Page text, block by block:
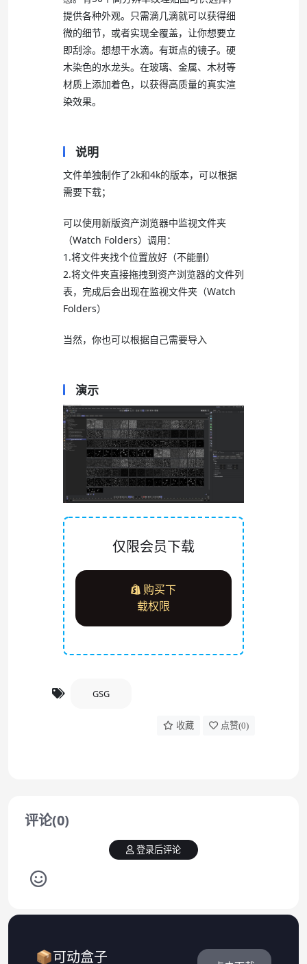
提供各种外观。只需滴几滴就可以获得细
微的细节，或者实现全覆盖，让你想要立
即刮涂。想想干水滴。有斑点的镜子。硬
木染色的水龙头。在玻璃、金属、木材等
材质上添加着色，以获得高质量的真实渲
染效果。
说明
文件单独制作了2k和4k的版本，可以根据
需要下载；
可以使用新版资产浏览器中监视文件夹
（Watch Folders）调用：
1.将文件夹找个位置放好（不能删）
2.将文件夹直接拖拽到资产浏览器的文件列
表，完成后会出现在监视文件夹（Watch
Folders）
当然，你也可以根据自己需要导入
演示
仅限会员下载
购买下
载权限
GSG
收藏 点赞(0)
评论(0)
登录后评论
📦可动盒子